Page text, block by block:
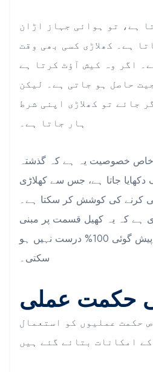
ہے، تو ہوائی جہاز اڑان
ہے۔ کھلاڑی کسی بھی وقت
اگر وہ کیش آؤٹ کرتا ہے
حاصل ہو جاتی ہے۔ لیکن
جائے تو کھلاڑی اپنی شرط
ہار جاتا ہے۔
خصوصیت یہ ہے کہ گذشتہ
دکھایا جاتا ہے، جس سے کھلاڑی
کرنے کی کوشش کر سکتا ہے۔
ہے کہ یہ کھیل قسمت پر مبنی
ہے اور کوئی بھی پیش گوئی 100% درست نہیں ہو
سکتی۔
حکمت عملی
حکمت عملیوں کو استعمال